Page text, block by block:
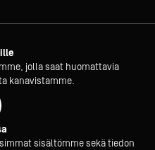
jolla saat huomattavia
kanavistamme.
sisältömme sekä tiedon